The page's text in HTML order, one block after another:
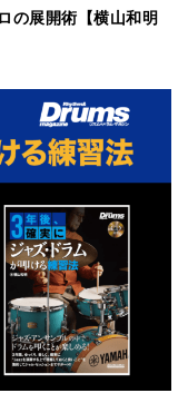
の展開術【横山和明